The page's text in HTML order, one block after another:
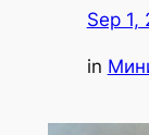
Sep 1,
in